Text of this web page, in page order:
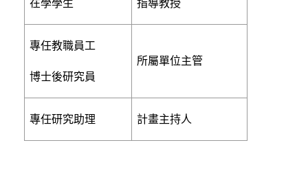
在學學生 指導教授
專任教職員工
博士後研究員
所屬單位主管
專任研究助理 計畫主持人